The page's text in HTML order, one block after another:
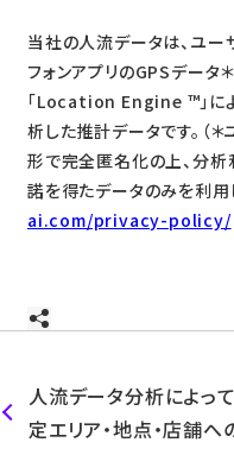
当社の人流データは、ユ
フォンアプリのGPSデー
「Location Engine ™」に
析した推計データです。（
形で完全匿名化の上、分
諾を得たデータのみを利用
ai.com/privacy-policy/
人流データ分析によっ
定エリア・地点・店舗へ